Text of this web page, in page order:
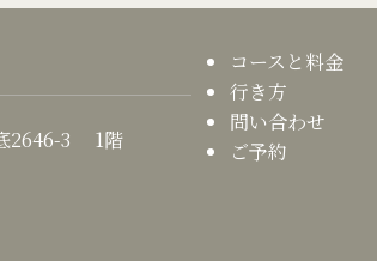
2646-3 1階
コースと料金
行き方
問い合わせ
ご予約